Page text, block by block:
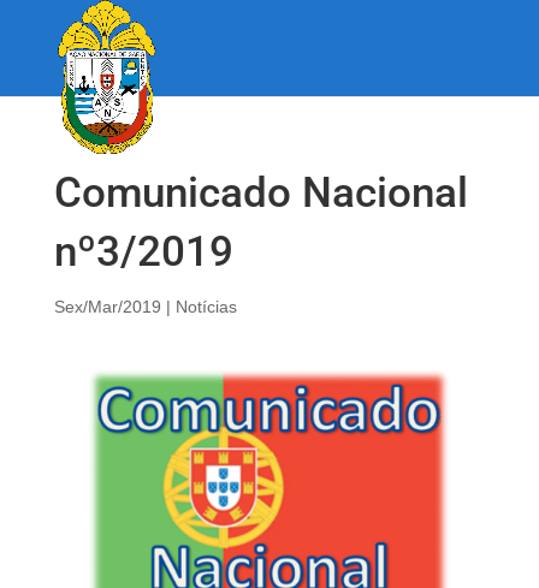
Comunicado Nacional
nº3/2019
Sex/Mar/2019 | Notícias